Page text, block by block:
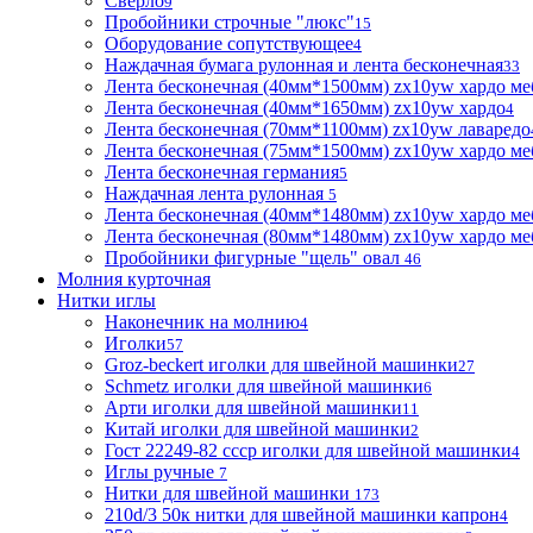
Пробойники строчные "люкс"15
Оборудование сопутствующее4
Наждачная бумага рулонная и лента бесконечная33
Лента бесконечная (40мм*1500мм) zx10yw хардо
Лента бесконечная (40мм*1650мм) zx10yw хардо4
Лента бесконечная (70мм*1100мм) zx10yw лаваредо
Лента бесконечная (75мм*1500мм) zx10yw хардо
Лента бесконечная германия5
Наждачная лента рулонная 5
Лента бесконечная (40мм*1480мм) zx10yw хардо
Лента бесконечная (80мм*1480мм) zx10yw хардо
Пробойники фигурные "щель" овал 46
Молния курточная
Нитки иглы
Наконечник на молнию4
Иголки57
Groz-beckert иголки для швейной машинки27
Schmetz иголки для швейной машинки6
Арти иголки для швейной машинки11
Китай иголки для швейной машинки2
Гост 22249-82 ссср иголки для швейной машинки4
Иглы ручные 7
Нитки для швейной машинки 173
210d/3 50к нитки для швейной машинки капрон4